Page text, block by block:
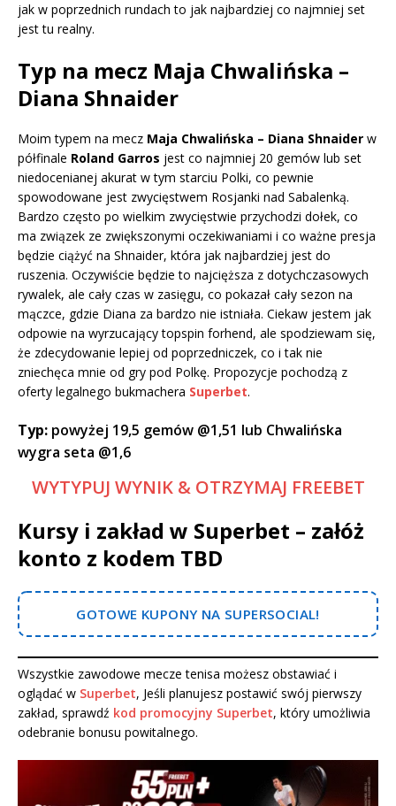
jak w poprzednich rundach to jak najbardziej co najmniej set
jest tu realny.
Typ na mecz Maja Chwalińska –
Diana Shnaider
Moim typem na mecz Maja Chwalińska – Diana Shnaider w
półfinale Roland Garros jest co najmniej 20 gemów lub set
niedocenianej akurat w tym starciu Polki, co pewnie
spowodowane jest zwycięstwem Rosjanki nad Sabalenką.
Bardzo często po wielkim zwycięstwie przychodzi dołek, co
ma związek ze zwiększonymi oczekiwaniami i co ważne presja
będzie ciążyć na Shnaider, która jak najbardziej jest do
ruszenia. Oczywiście będzie to najcięższa z dotychczasowych
rywalek, ale cały czas w zasięgu, co pokazał cały sezon na
mączce, gdzie Diana za bardzo nie istniała. Ciekaw jestem jak
odpowie na wyrzucający topspin forhend, ale spodziewam się,
że zdecydowanie lepiej od poprzedniczek, co i tak nie
zniechęca mnie od gry pod Polkę. Propozycje pochodzą z
oferty legalnego bukmachera Superbet.
Typ: powyżej 19,5 gemów @1,51 lub Chwalińska
wygra seta @1,6
WYTYPUJ WYNIK & OTRZYMAJ FREEBET
Kursy i zakład w Superbet – załóż
konto z kodem TBD
GOTOWE KUPONY NA SUPERSOCIAL!
Wszystkie zawodowe mecze tenisa możesz obstawiać i
oglądać w Superbet, Jeśli planujesz postawić swój pierwszy
zakład, sprawdź kod promocyjny Superbet, który umożliwia
odebranie bonusu powitalnego.